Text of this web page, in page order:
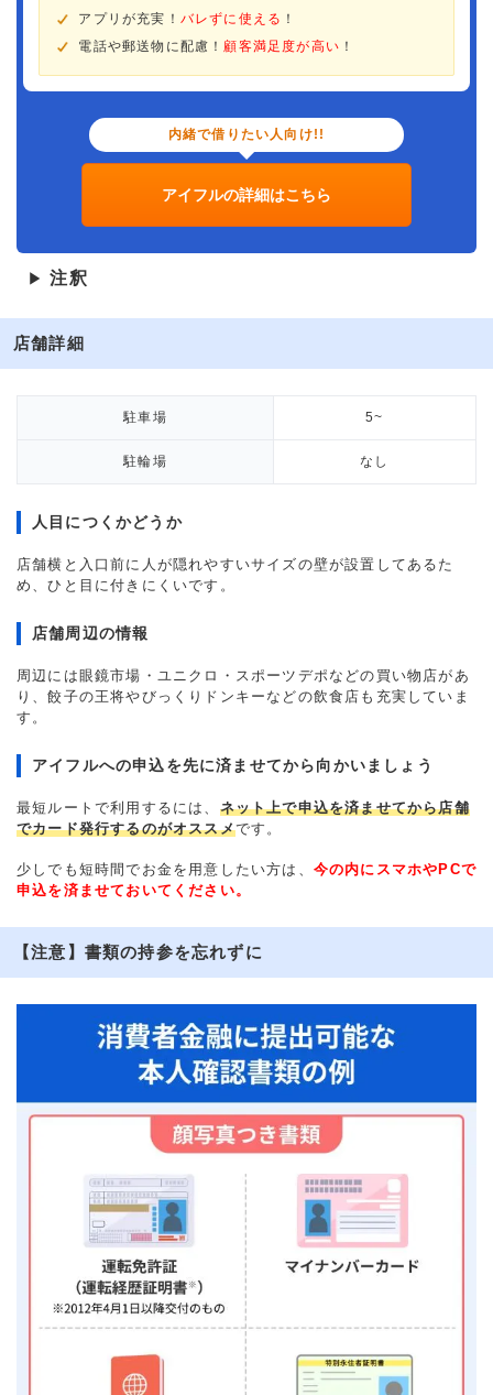
アプリが充実！ バレずに使える ！
電話や郵送物に配慮！顧客満足度が高い ！
内緒で借りたい人向け!!
アイフルの詳細はこちら
▶ 注釈
店舗詳細
駐車場 5~
駐輪場 なし
人目につくかどうか
店舗横と入口前に人が隠れやすいサイズの壁が設置してあるた
め、ひと目に付きにくいです。
店舗周辺の情報
周辺には眼鏡市場・ユニクロ・スポーツデポなどの買い物店があ
り、餃子の王将やびっくりドンキーなどの飲食店も充実していま
す。
アイフルへの申込を先に済ませてから向かいましょう
最短ルートで利用するには、 ネット上で申込を済ませてから店舗
でカード発行するのがオススメです。
少しでも短時間でお金を用意したい方は、 今の内にスマホやPCで
申込を済ませておいてください。
【注意】書類の持参を忘れずに